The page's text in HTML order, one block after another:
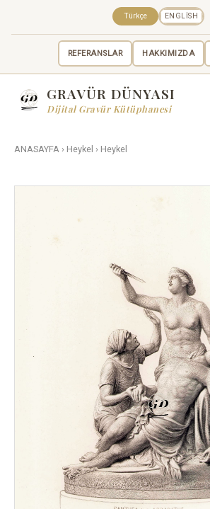
REFERANSLAR HAKKIMIZDA
Türkçe ENGLISH
GRAVÜR DÜNYASI
Dijital Gravür Kütüphanesi
ANASAYFA › Heykel › Heykel